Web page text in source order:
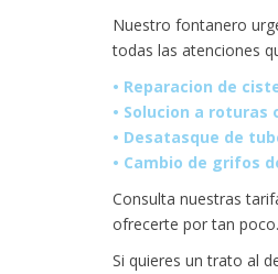
Nuestro fontanero
todas las atenciones
• Reparacion de
• Solucion a
• Desatasque de
• Cambio de grifos
Consulta nuestras
ofrecerte por tan poco.
Si quieres un trato al